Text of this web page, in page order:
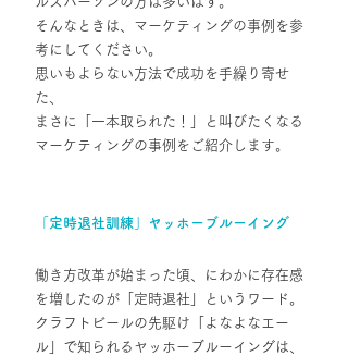
そんなときは、マーケティングの事例を参
考にしてください。
思いもよらない方法で成功を手繰り寄せ
た、
まさに「一本取られた！」と叫びたくなる
マーケティングの事例をご紹介します。
「定時退社訓練」ヤッホーブルーイング
働き方改革が始まった頃、にわかに存在感
を増したのが「定時退社」というワード。
クラフトビールの先駆け「よなよなエー
ル」で知られるヤッホーブルーイングは、